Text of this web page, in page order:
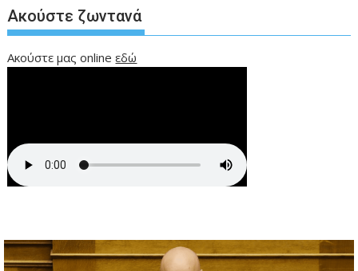
Ακούστε ζωντανά
Ακούστε μας onlineεδώ